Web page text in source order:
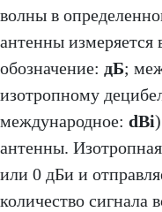
волны в
антенны измеряется
обозначение: дБ;
изотропному
международное: dBi
антенны.
или 0 дБи и
количество сигнала